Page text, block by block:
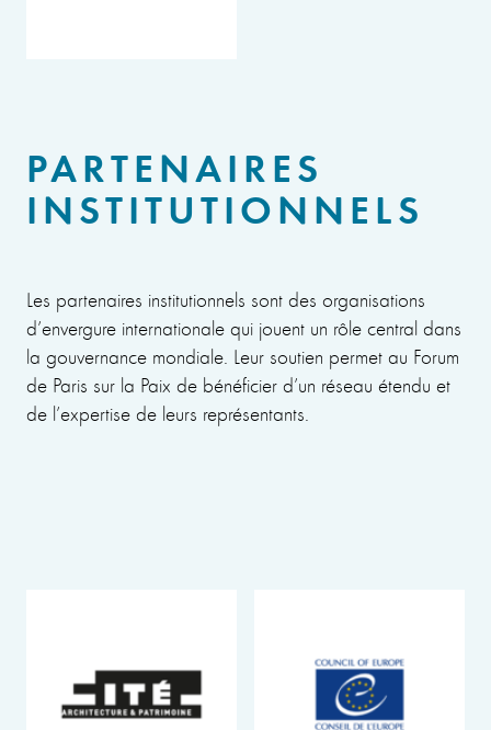
PARTENAIRES
INSTITUTIONNELS
Les partenaires institutionnels sont des organisations
d’envergure internationale qui jouent un rôle central dans
la gouvernance mondiale. Leur soutien permet au Forum
de Paris sur la Paix de bénéficier d’un réseau étendu et
de l’expertise de leurs représentants.